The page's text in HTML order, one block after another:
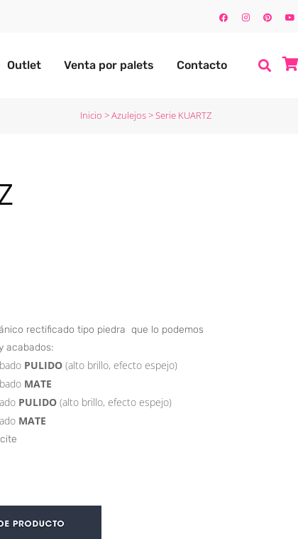
Outlet Venta por palets Contacto
Inicio >Azulejos>Serie KUARTZ
rectificado tipo piedra que lo podemos
acabados:
PULIDO (alto brillo, efecto espejo)
MATE
PULIDO (alto brillo, efecto espejo)
MATE